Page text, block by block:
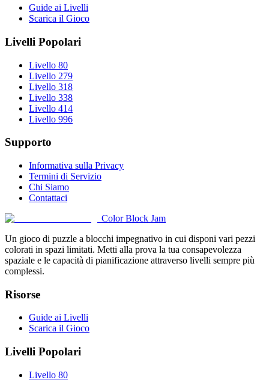
Guide ai Livelli
Scarica il Gioco
Livelli Popolari
Livello 80
Livello 279
Livello 318
Livello 338
Livello 414
Livello 996
Supporto
Informativa sulla Privacy
Termini di Servizio
Chi Siamo
Contattaci
Color Block Jam
Un gioco di puzzle a blocchi impegnativo in cui disponi vari pezzi
colorati in spazi limitati. Metti alla prova la tua consapevolezza
spaziale e le capacità di pianificazione attraverso livelli sempre più
complessi.
Risorse
Guide ai Livelli
Scarica il Gioco
Livelli Popolari
Livello 80